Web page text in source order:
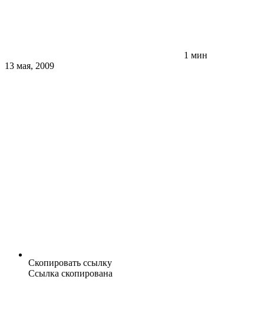
1 мин
13 мая, 2009
Скопировать ссылку
Ссылка скопирована